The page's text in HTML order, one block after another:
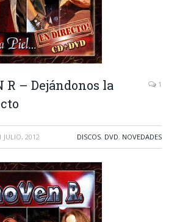
R – Dejándonos la
1
JULIO, 2012 DISCOS, DVD, NOVEDADES